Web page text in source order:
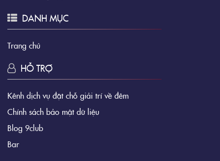
DANH MỤC
Trang chủ
HỖ TRỢ
Kênh dịch vụ đặt chỗ giải trí về đêm
Chính sách bảo mật dữ liệu
Blog 9club
Bar